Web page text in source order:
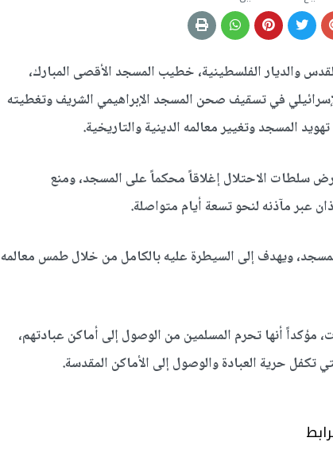
والديار الفلسطينية، خطيب المسجد الأقصى المبارك،
في تسقيف صحن المسجد الإبراهيمي الشريف وتغطيته
المسجد وتغيير معالمه الدينية والتاريخية.
سلطات الاحتلال إغلاقاً محكماً على المسجد، ومنع
عبر مآذنه لنحو تسعة أيام متواصلة.
ويهدف إلى السيطرة عليه بالكامل من خلال طمس معالمه
أنها تحرم المسلمين من الوصول إلى أماكن عبادتهم،
تكفل حرية العبادة والوصول إلى الأماكن المقدسة.